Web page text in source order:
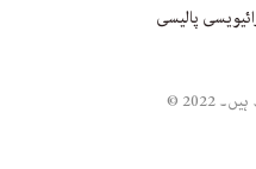
پالیسی
©